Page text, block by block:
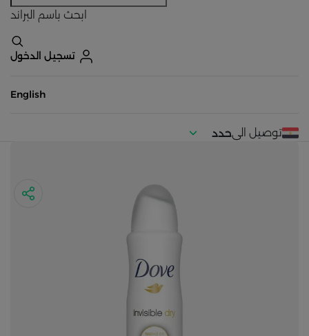
ابحث باسم البراند
تسجيل الدخول
English
توصيل الىحدد